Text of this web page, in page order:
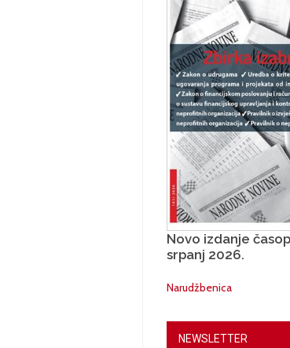
Novo izdanje
srpanj 2026.
Narudžbenica
NEWSLETTER